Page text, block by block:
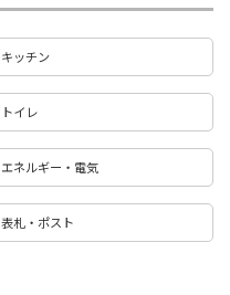
キッチン
トイレ
エネルギー・電気
表札・ポスト